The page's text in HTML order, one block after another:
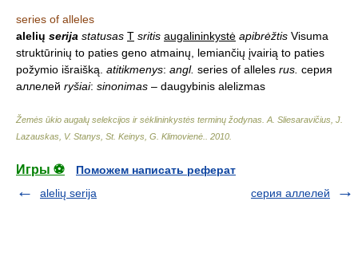
series of alleles
alelių serija statusas T sritis augalininkystė apibrėžtis Visuma
struktūrinių to paties geno atmainų, lemiančių įvairią to paties
požymio išraišką. atitikmenys: angl. series of alleles rus. серия
аллелей ryšiai: sinonimas – daugybinis alelizmas
Žemės ūkio augalų selekcijos ir sėklininkystės terminų žodynas A. Sliesaravičius, J.
Lazauskas, V. Stanys, St. Keinys, G. Klimovienė.
2010
Игры ⚽
Поможем написать реферат
alelių serija
серия аллелей